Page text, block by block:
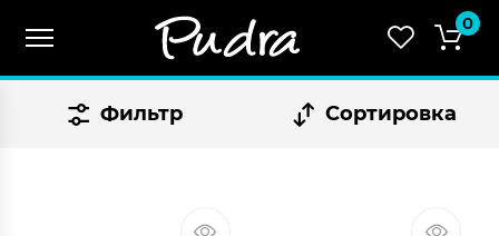
0
Фильтр Сортировка